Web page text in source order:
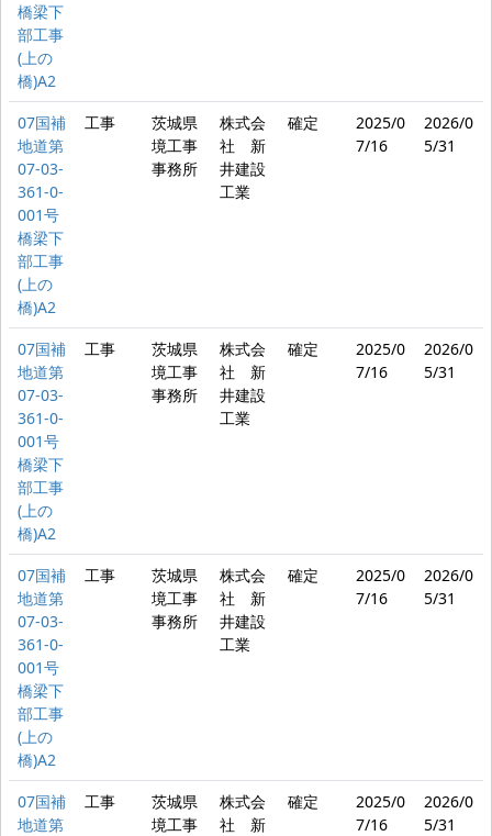
橋梁下
部工事
(上の
橋)A2
07国補
地道第
07-03-
361-0-
001号
橋梁下
部工事
(上の
橋)A2
工事
茨城県
境工事
事務所
株式会
社 新
井建設
工業
確定
2025/0
7/16
2026/0
5/31
07国補
地道第
07-03-
361-0-
001号
橋梁下
部工事
(上の
橋)A2
工事
茨城県
境工事
事務所
株式会
社 新
井建設
工業
確定
2025/0
7/16
2026/0
5/31
07国補
地道第
07-03-
361-0-
001号
橋梁下
部工事
(上の
橋)A2
工事
茨城県
境工事
事務所
株式会
社 新
井建設
工業
確定
2025/0
7/16
2026/0
5/31
07国補
地道第
工事
茨城県
境工事
株式会
社 新
確定
2025/0
7/16
2026/0
5/31